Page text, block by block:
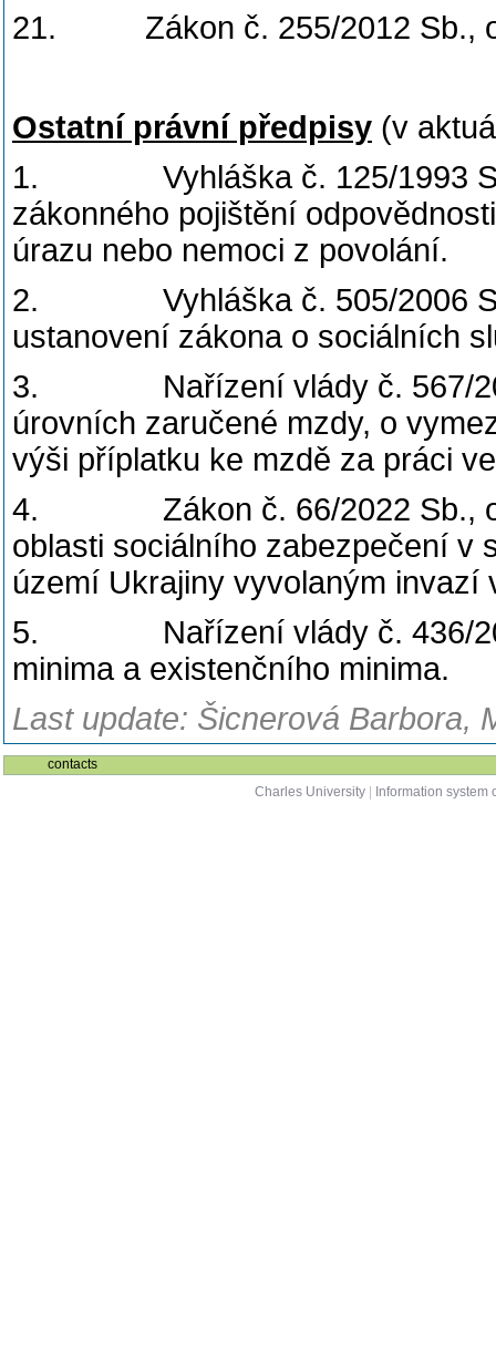
21. Zákon č. 255/2012 Sb., o
Ostatní právní předpisy (v
1. Vyhláška č. 125/1993 Sb.,
zákonného pojištění
úrazu nebo nemoci z povolání.
2. Vyhláška č. 505/2006
ustanovení zákona o sociálních
3. Nařízení vlády č. 567/
úrovních zaručené mzdy, o
výši příplatku ke mzdě za práci
4. Zákon č. 66/2022 Sb., o
oblasti sociálního zabezpečení v
území Ukrajiny vyvolaným invazí
5. Nařízení vlády č. 436/
minima a existenčního minima.
Last update: Šicnerová Barbora,
contacts
Charles University
Information